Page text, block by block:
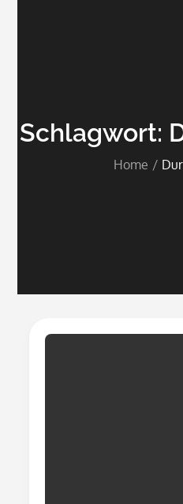
Schlagwort:
Home